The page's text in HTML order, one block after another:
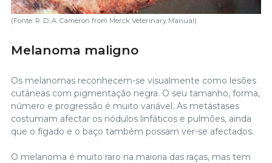
(Fonte: R. D. A. Cameron from Merck Veterinary Manual)
Melanoma maligno
Os melanomas reconhecem-se visualmente como lesões
cutâneas com pigmentação negra. O seu tamanho, forma,
número e progressão é muito variável. As metástases
costumam afectar os nódulos linfáticos e pulmões, ainda
que o fígado e o baço também possam ver-se afectados.
O melanoma é muito raro na maioria das raças, mas tem